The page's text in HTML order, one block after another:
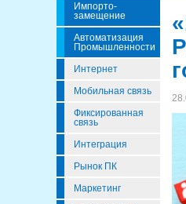
Импорто­
Замещение
Автоматизация
Промышленности
Интернет
Мобильная связь
Фиксированная
связь
Интеграция
Рынок ПК
Маркетинг